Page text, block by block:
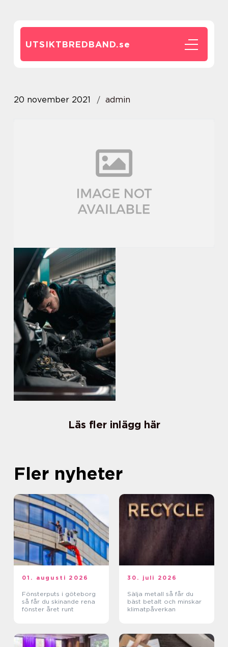
UTSIKTBREDBAND.se
20 november 2021 admin
Läs fler inlägg här
Fler nyheter
01. augusti 2026
Fönsterputs i göteborg
så får du skinande rena
fönster året runt
30. juli 2026
Sälja metall så får du
bäst betalt och minskar
klimatpåverkan